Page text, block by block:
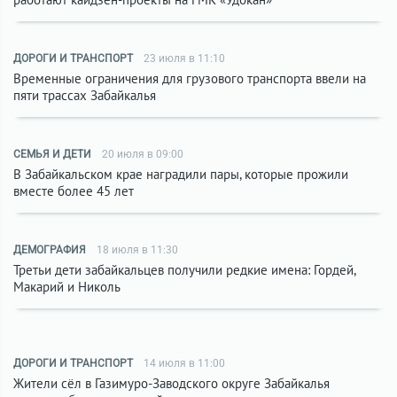
ДОРОГИ И ТРАНСПОРТ 23 июля в 11:10
Временные ограничения для грузового транспорта ввели на
пяти трассах Забайкалья
СЕМЬЯ И ДЕТИ 20 июля в 09:00
В Забайкальском крае наградили пары, которые прожили
вместе более 45 лет
ДЕМОГРАФИЯ 18 июля в 11:30
Третьи дети забайкальцев получили редкие имена: Гордей,
Макарий и Николь
ДОРОГИ И ТРАНСПОРТ 14 июля в 11:00
Жители сёл в Газимуро-Заводского округе Забайкалья